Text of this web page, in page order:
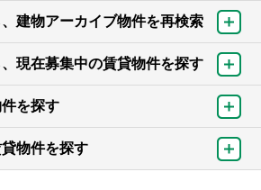
建物アーカイブ物件を再検索
現在募集中の賃貸物件を探す
を探す
物件を探す